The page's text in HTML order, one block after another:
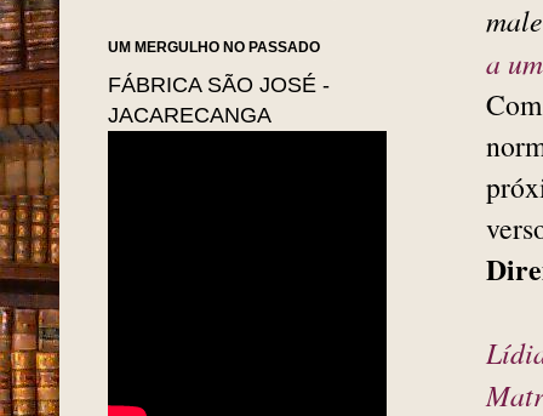
a
UM MERGULHO NO PASSADO
FÁBRICA SÃO JOSÉ -
JACARECANGA